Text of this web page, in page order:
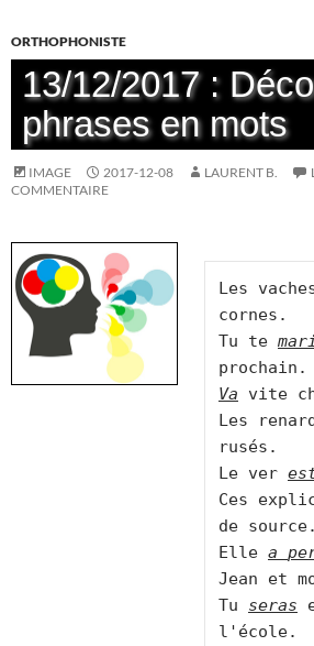
ORTHOPHONISTE
13/12/2017 :
phrases en mots
IMAGE 2017-12-08 LAURENT B.
COMMENTAIRE
Les
cornes.
Tu te
Va vite
Les
rusés.
Le ver
Ces
de source.
Elle a
Jean et
Tu seras